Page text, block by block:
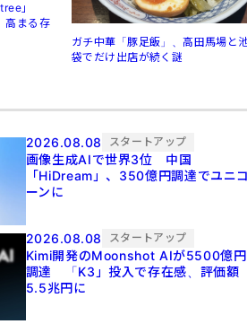
」
高まる存
ガチ中華「豚足飯」、高田馬場と
袋でだけ出店が続く謎
2026.08.08 スタートアップ
画像生成AIで世界3位 中国
「HiDream」、350億円調達でユニ
ーンに
2026.08.08 スタートアップ
Kimi開発のMoonshot AIが5500億円
調達 「K3」投入で存在感、評価額
5.5兆円に